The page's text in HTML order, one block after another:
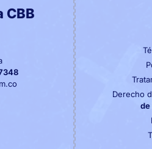
CBB
Derecho
de